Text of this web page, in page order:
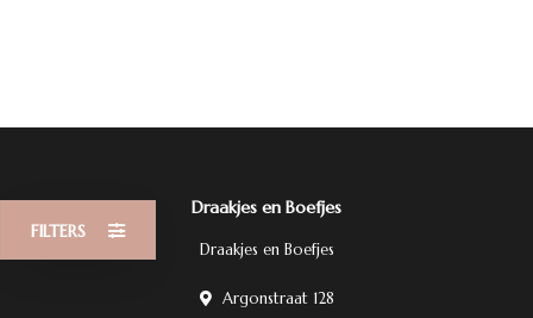
FILTERS
Draakjes en Boefjes
Draakjes en Boefjes
Argonstraat 128